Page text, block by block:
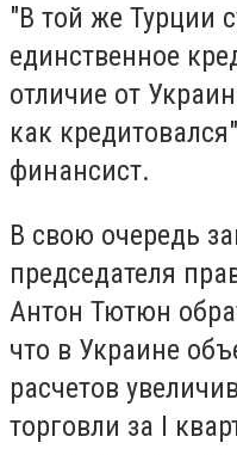
"В той же Турции
единственное
отличие от
как
финансист.
В свою очередь
председателя
Антон Тютюн
что в Украине
расчетов
торговли за I